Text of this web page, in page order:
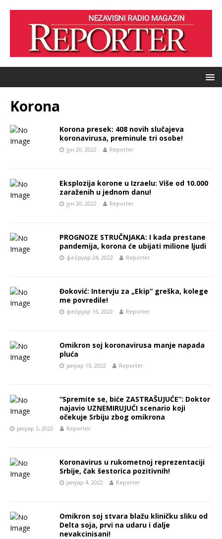
Korona
Korona presek: 408 novih slučajeva
koronavirusa, preminule tri osobe!
јун 20, 2022 Reporter
Eksplozija korone u Izraelu: Više od 10.000
zaraženih u jednom danu!
јун 20, 2022 Reporter
PROGNOZE STRUČNJAKA: I kada prestane
pandemija, korona će ubijati milione ljudi
фебруар 24, 2022 Reporter
Đoković: Intervju za „Ekip” greška, kolege
me povredile!
фебруар 16, 2022 Reporter
Omikron soj koronavirusa manje napada
pluća
јануар 13, 2022 Reporter
“Spremite se, biće ZASTRAŠUJUĆE”: Doktor
najavio UZNEMIRUJUĆI scenario koji
očekuje Srbiju zbog omikrona
јануар 5, 2022 Reporter
Koronavirus u rukometnoj reprezentaciji
Srbije, čak šestorica pozitivnih!
јануар 4, 2022 Reporter
Omikron soj stvara blažu kliničku sliku od
Delta soja, prvi na udaru i dalje
nevakcinisani!